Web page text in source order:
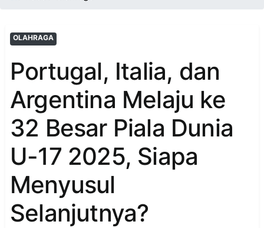
OLAHRAGA
Portugal, Italia, dan
Argentina Melaju ke
32 Besar Piala Dunia
U-17 2025, Siapa
Menyusul
Selanjutnya?